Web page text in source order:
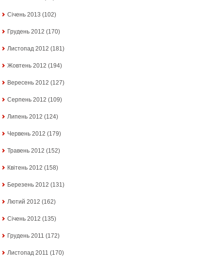
Січень 2013 (102)
Грудень 2012 (170)
Листопад 2012 (181)
Жовтень 2012 (194)
Вересень 2012 (127)
Серпень 2012 (109)
Липень 2012 (124)
Червень 2012 (179)
Травень 2012 (152)
Квітень 2012 (158)
Березень 2012 (131)
Лютий 2012 (162)
Січень 2012 (135)
Грудень 2011 (172)
Листопад 2011 (170)